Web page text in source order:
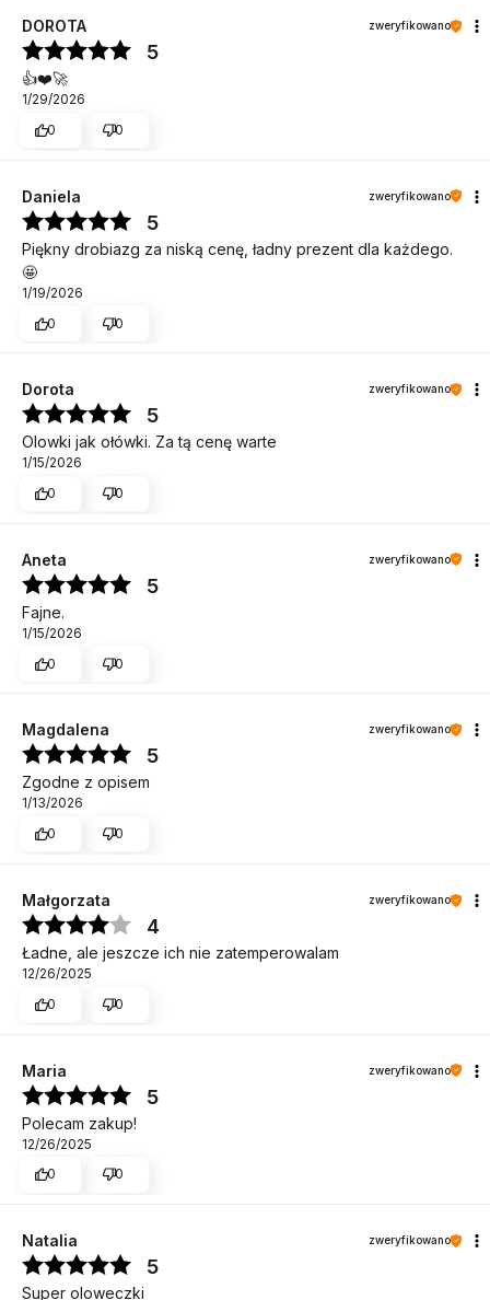
DOROTA zweryfikowano
5
👍️❤️🚀
1/29/2026
0
0
Daniela zweryfikowano
5
Piękny drobiazg za niską cenę, ładny prezent dla każdego.
🤩
1/19/2026
0
0
Dorota zweryfikowano
5
Olowki jak ołówki. Za tą cenę warte
1/15/2026
0
0
Aneta zweryfikowano
5
Fajne.
1/15/2026
0
0
Magdalena zweryfikowano
5
Zgodne z opisem
1/13/2026
0
0
Małgorzata zweryfikowano
4
Ładne, ale jeszcze ich nie zatemperowalam
12/26/2025
0
0
Maria zweryfikowano
5
Polecam zakup!
12/26/2025
0
0
Natalia zweryfikowano
5
Super oloweczki